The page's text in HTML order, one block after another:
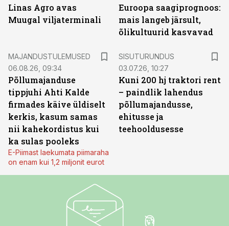
Linas Agro avas
Muugal viljaterminali
Euroopa saagiprognoos:
mais langeb järsult,
õlikultuurid kasvavad
MAJANDUSTULEMUSED
06.08.26, 09:34
Põllumajanduse
tippjuhi Ahti Kalde
firmades käive üldiselt
kerkis, kasum samas
nii kahekordistus kui
ka sulas pooleks
E-Piimast laekumata piimaraha
on enam kui 1,2 miljonit eurot
SISUTURUNDUS
03.07.26, 10:27
Kuni 200 hj traktori rent
– paindlik lahendus
põllumajandusse,
ehitusse ja
teehooldusesse